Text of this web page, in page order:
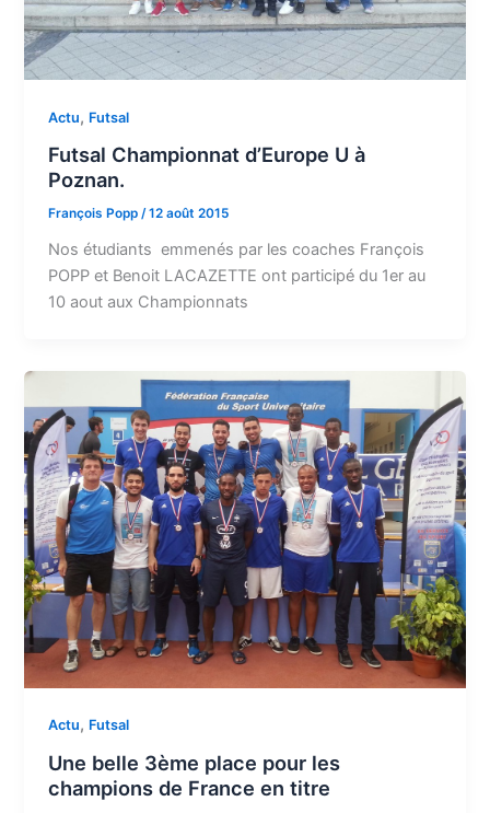
Actu, Futsal
Futsal Championnat d’Europe U à
Poznan.
François Popp/12 août 2015
Nos étudiants emmenés par les coaches François
POPP et Benoit LACAZETTE ont participé du 1er au
10 aout aux Championnats
Actu, Futsal
Une belle 3ème place pour les
champions de France en titre